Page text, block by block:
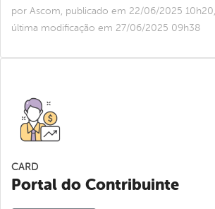
por Ascom, publicado em 22/06/2025 10h20,
última modificação em 27/06/2025 09h38
CARD
Portal do Contribuinte